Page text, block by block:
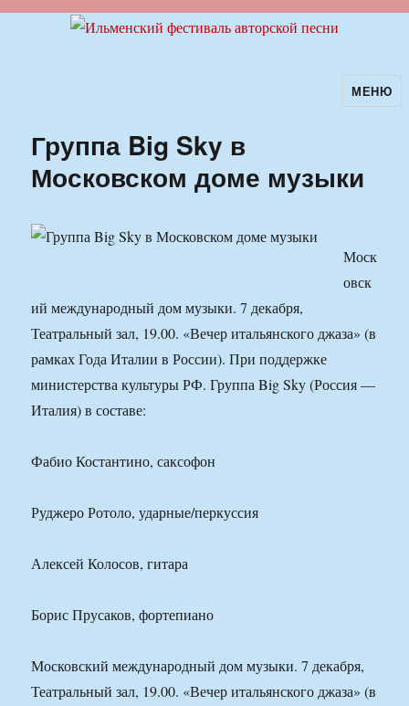
Ильменский фестиваль авторскойМЕНЮ
Группа Big Sky в
Московском доме музыки
Моск
овск
ий международный дом музыки. 7 декабря,
Театральный зал, 19.00. «Вечер итальянского джаза» (в
рамках Года Италии в России). При поддержке
министерства культуры РФ. Группа Big Sky (Россия —
Италия) в составе:
Фабио Костантино, саксофон
Руджеро Ротоло, ударные/перкуссия
Алексей Колосов, гитара
Борис Прусаков, фортепиано
Московский международный дом музыки. 7 декабря,
Театральный зал, 19.00. «Вечер итальянского джаза» (в